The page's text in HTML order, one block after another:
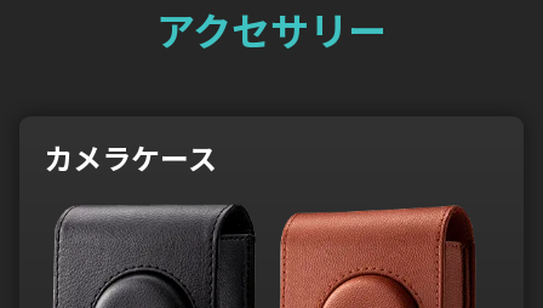
アクセサリー
カメラケース